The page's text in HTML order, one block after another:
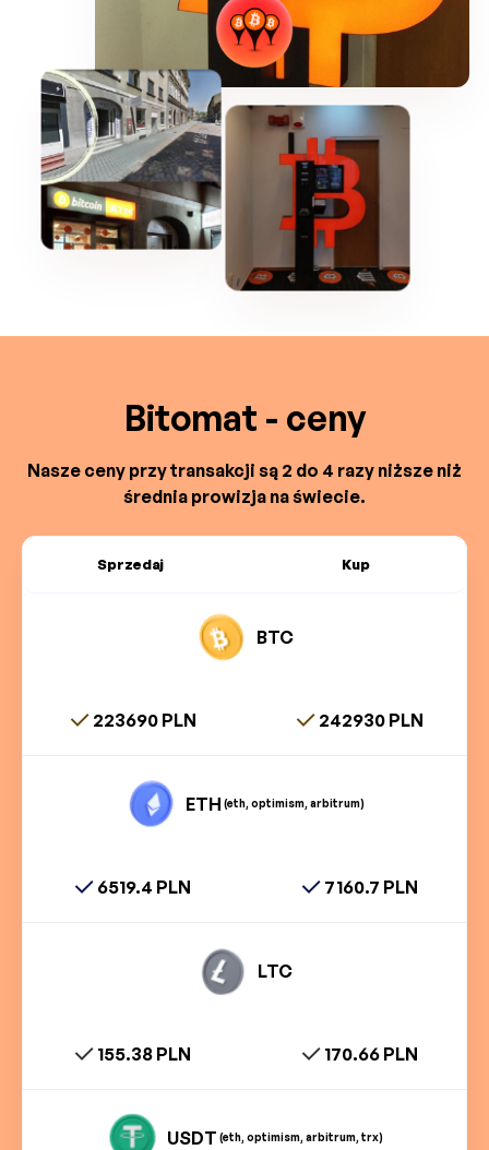
Bitomat - ceny
Nasze ceny przy transakcji są 2 do 4 razy niższe niż
średnia prowizja na świecie.
Sprzedaj Kup
BTC
223690 PLN 242930 PLN
ETH (eth, optimism, arbitrum)
6519.4 PLN 7160.7 PLN
LTC
155.38 PLN 170.66 PLN
USDT (eth, optimism, arbitrum, trx)